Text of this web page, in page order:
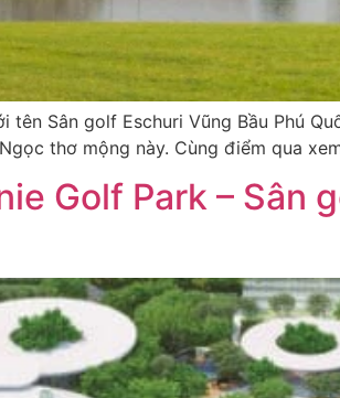
tên Sân golf Eschuri Vũng Bầu Phú
thơ mộng này. Cùng điểm qua
Golf Park – Sân